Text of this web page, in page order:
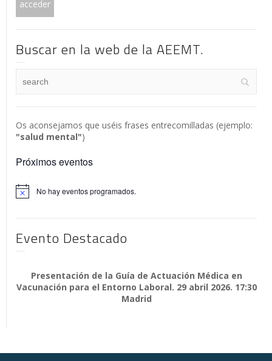
Buscar en la web de la AEEMT.
Os aconsejamos que uséis frases entrecomilladas (ejemplo:
"salud mental")
Próximos eventos
Aviso No hay eventos programados.
Evento Destacado
Presentación de la Guía de Actuación Médica en
Vacunación para el Entorno Laboral. 29 abril 2026. 17:30
Madrid